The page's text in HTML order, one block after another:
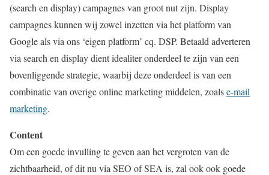
(search en display) campagnes van groot nut zijn. Display
campagnes kunnen wij zowel inzetten via het platform van
Google als via ons ‘eigen platform’ cq. DSP. Betaald adverteren
via search en display dient idealiter onderdeel te zijn van een
bovenliggende strategie, waarbij deze onderdeel is van een
combinatie van overige online marketing middelen, zoalse-mail
marketing.
Content
Om een goede invulling te geven aan het vergroten van de
zichtbaarheid, of dit nu via SEO of SEA is, zal ook ook goede